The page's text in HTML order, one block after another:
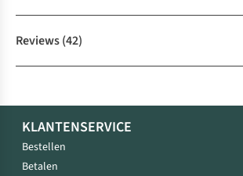
Reviews(42)
KLANTENSERVICE
Bestellen
Betalen